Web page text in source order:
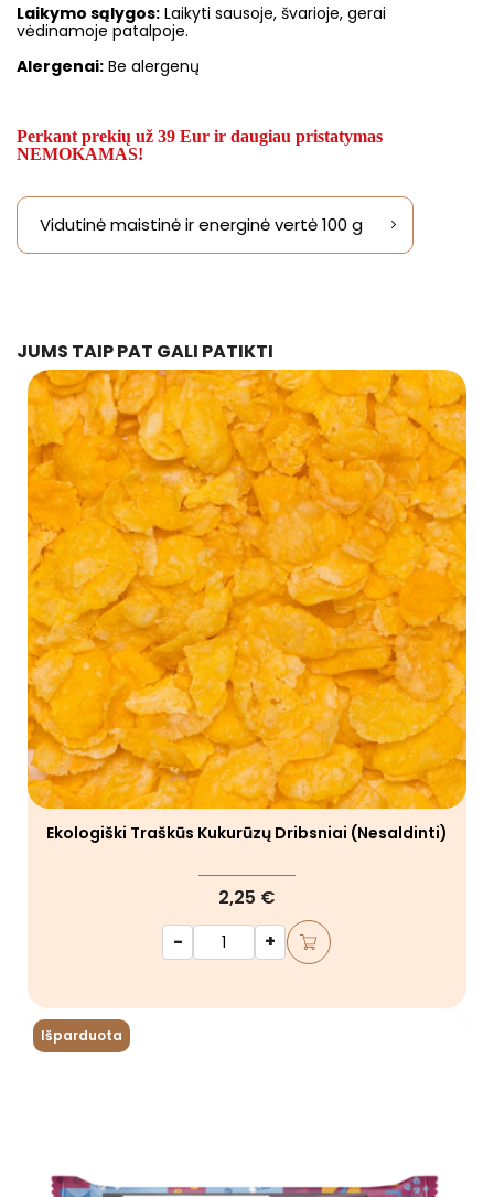
Laikymo sąlygos: Laikyti sausoje, švarioje, gerai
vėdinamoje patalpoje.
Alergenai: Be alergenų
Perkant prekių už 39 Eur ir daugiau pristatymas
NEMOKAMAS!
Vidutinė maistinė ir energinė vertė 100 g
JUMS TAIP PAT GALI PATIKTI
Ekologiški Traškūs Kukurūzų Dribsniai (nesaldinti)
2,25 €
-
+
Išparduota